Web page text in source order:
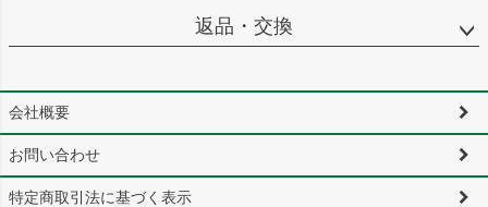
返品・交換
会社概要
お問い合わせ
特定商取引法に基づく表示